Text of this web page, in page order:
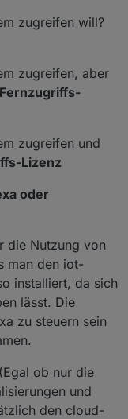
zugreifen will?
zugreifen, aber
Fernzugriffs-
zugreifen und
Lizenz
oder
die Nutzung von
man den iot-
installiert, da sich
lässt. Die
zu steuern sein
ob nur die
und
den cloud-